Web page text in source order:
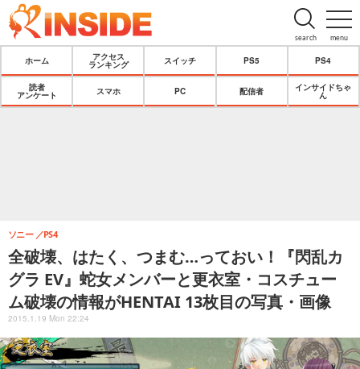
menu
search
ホーム
アクセス
ランキング
スイッチ PS5 PS4
読者
アンケート
スマホ PC 配信者
インサイドちゃ
ん
全破壊、はたく、つまむ…っておい！『閃乱カ
グラ EV』蛇女メンバーと更衣室・コスチュー
ム破壊の情報がHENTAI 13枚目の写真・画像
ソニー PS4
2015.1.19 Mon 22:24